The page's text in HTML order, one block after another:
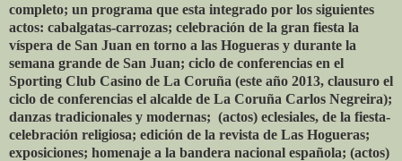
completo; un programa que esta integrado por los siguientes
actos: cabalgatas-carrozas; celebración de la gran fiesta la
víspera de San Juan en torno a las Hogueras y durante la
semana grande de San Juan; ciclo de conferencias en el
Sporting Club Casino de La Coruña (este año 2013, clausuro el
ciclo de conferencias el alcalde de La Coruña Carlos Negreira);
danzas tradicionales y modernas; (actos) eclesiales, de la fiesta-
celebración religiosa; edición de la revista de Las Hogueras;
exposiciones; homenaje a la bandera nacional española; (actos)